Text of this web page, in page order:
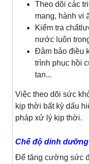
Theo dõi các
mang, hành vi
Kiểm tra
nước luôn
Đảm bảo điều
trình phục hồi
tan...
Việc theo dõi sức
kịp thời bất kỳ dấu
pháp xử lý kịp thời.
Chế độ dinh
Để tăng cường sức